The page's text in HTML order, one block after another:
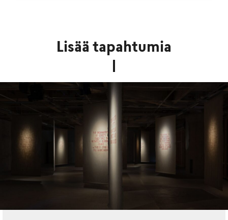
Lisää tapahtumia